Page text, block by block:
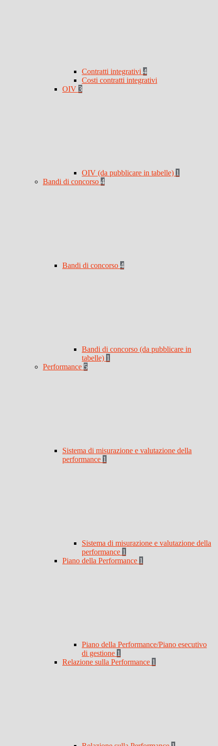
Contratti integrativi 4
Costi contratti integrativi
OIV 3
OIV (da pubblicare in tabelle) 1
Bandi di concorso 4
Bandi di concorso 4
Bandi di concorso (da pubblicare in
tabelle) 1
Performance 5
Sistema di misurazione e valutazione della
performance 1
Sistema di misurazione e valutazione della
performance 1
Piano della Performance 1
Piano della Performance/Piano esecutivo
di gestione 1
Relazione sulla Performance 1